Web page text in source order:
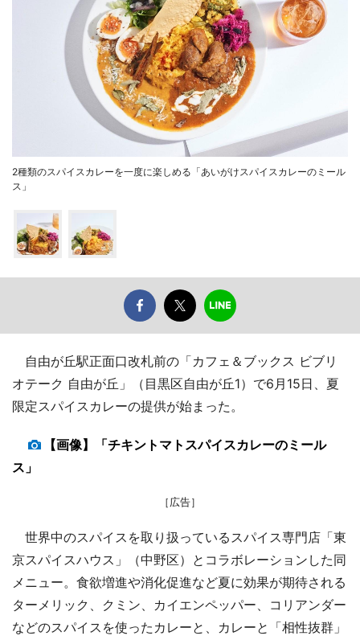
2種類のスパイスカレーを一度に楽しめる「あいがけスパイスカレーのミール
ス」
自由が丘駅正面口改札前の「カフェ＆ブックス ビブリ
オテーク 自由が丘」（目黒区自由が丘1）で6月15日、夏
限定スパイスカレーの提供が始まった。
【画像】「チキントマトスパイスカレーのミール
ス」
［広告］
世界中のスパイスを取り扱っているスパイス専門店「東
京スパイスハウス」（中野区）とコラボレーションした同
メニュー。食欲増進や消化促進など夏に効果が期待される
ターメリック、クミン、カイエンペッパー、コリアンダー
などのスパイスを使ったカレーと、カレーと「相性抜群」